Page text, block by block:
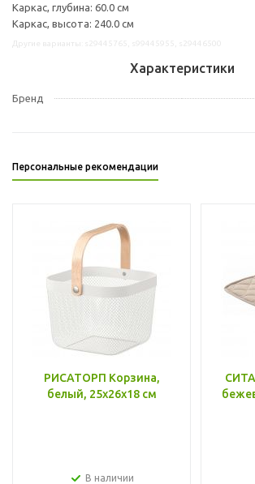
Каркас, глубина: 60.0 см
Каркас, высота: 240.0 см
Характеристики
Бренд
Персональные рекомендации
РИСАТОРП Корзина,
белый, 25x26x18 см
В наличии